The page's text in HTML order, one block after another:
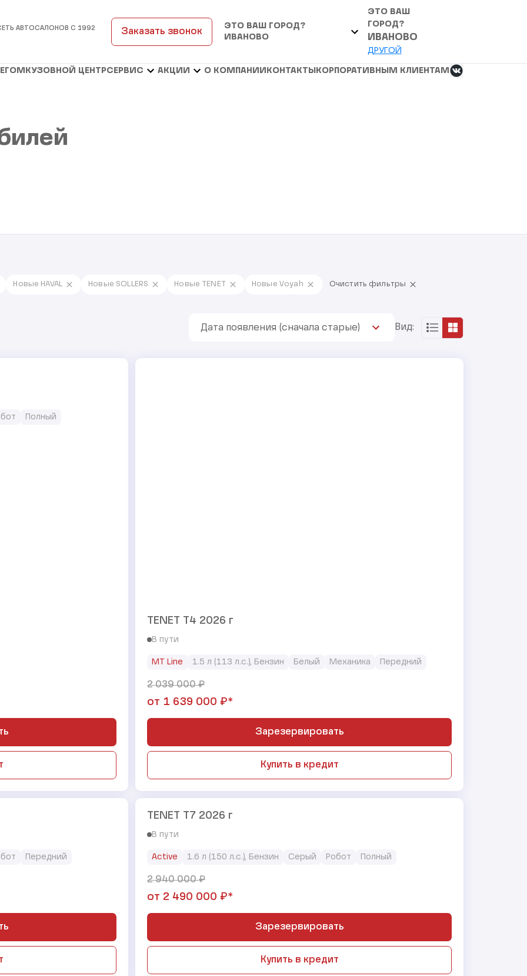
АВТОСАЛОНОВ С 1992 Заказать звонок
ЭТО ВАШ ГОРОД?
ИВАНОВО
ЭТО ВАШ
ГОРОД?
ИВАНОВО
ДРУГОЙ
КУЗОВНОЙ ЦЕНТРСЕРВИС АКЦИИ О КОМПАНИИ КОНТАКТЫ КОРПОРАТИВНЫМ КЛИЕНТАМ
Новые HAVAL Новые SOLLERS Новые TENET Новые Voyah Очистить фильтры
Дата появления (сначала старые) Вид:
Полный
TENET T4 2026 г
В пути
MT Line 1.5 л (113 л.с.), Бензин Белый Механика Передний
2 039 000₽
от 1 639 000 ₽*
Зарезервировать
Купить в кредит
Передний
TENET T7 2026 г
В пути
Active 1.6 л (150 л.с.), Бензин Серый Робот Полный
2 940 000₽
от 2 490 000 ₽*
Зарезервировать
Купить в кредит